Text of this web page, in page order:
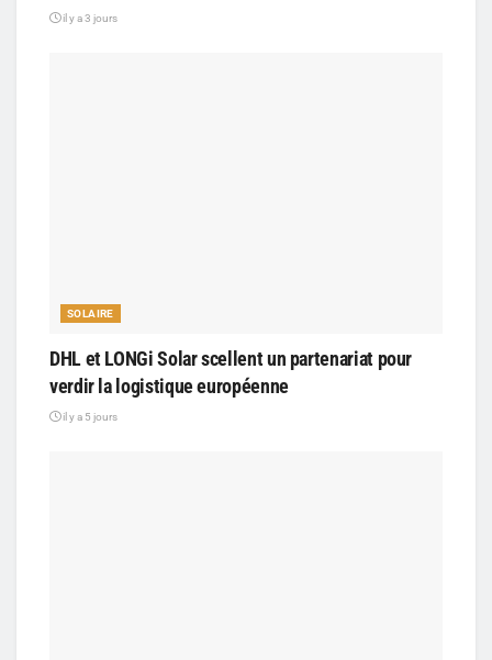
il y a 3 jours
SOLAIRE
DHL et LONGi Solar scellent un partenariat pour
verdir la logistique européenne
il y a 5 jours